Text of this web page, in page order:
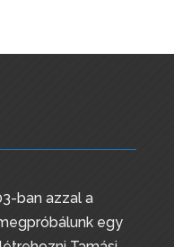
ban azzal a
egy